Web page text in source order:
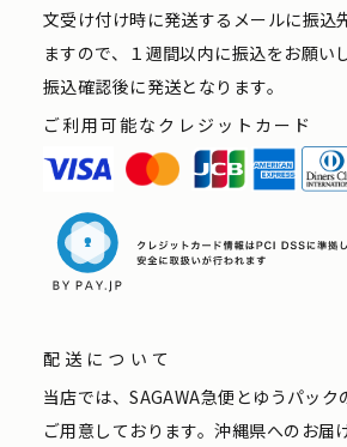
文受け付け時に発送するメールに振込
ますので、１週間以内に振込をお願い
振込確認後に発送となります。
ご利用可能なクレジットカード
配送について
当店では、SAGAWA急便とゆうパッ
ご用意しております。沖縄県へのお届